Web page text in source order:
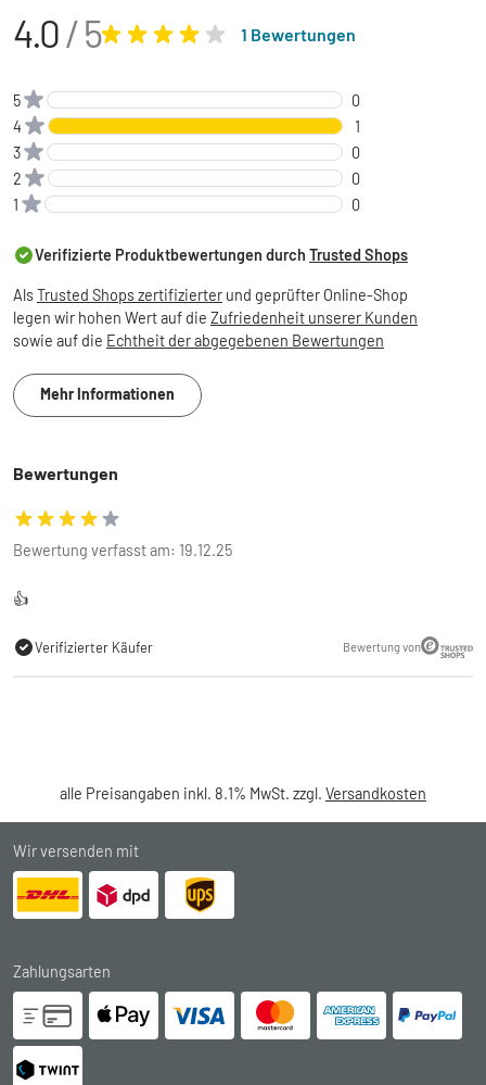
4.0/ 5 1 Bewertungen
5
0
4
1
3
0
2
0
1
0
Verifizierte Produktbewertungen durch Trusted Shops
AlsTrusted Shops zertifizierter und geprüfter Online-Shop
legen wir hohen Wert auf die Zufriedenheit unserer Kunden
sowie auf die Echtheit der abgegebenen Bewertungen
Mehr Informationen
Bewertungen
Bewertung verfasst am: 19.12.25
👍
Verifizierter Käufer Bewertung von
alle Preisangaben inkl. 8.1% MwSt. zzgl. Versandkosten
Wir versenden mit
Zahlungsarten